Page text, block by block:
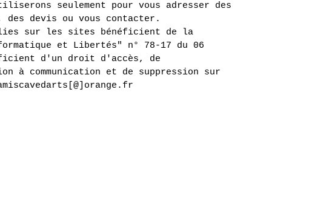
seulement pour vous adresser des
devis ou vous contacter.
sur les sites bénéficient de la
et Libertés" n° 78-17 du 06
d'un droit d'accès, de
à communication et de suppression sur